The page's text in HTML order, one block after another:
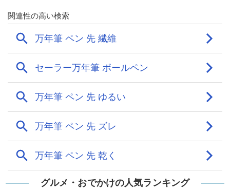
グルメ・おでかけの人気ランキング